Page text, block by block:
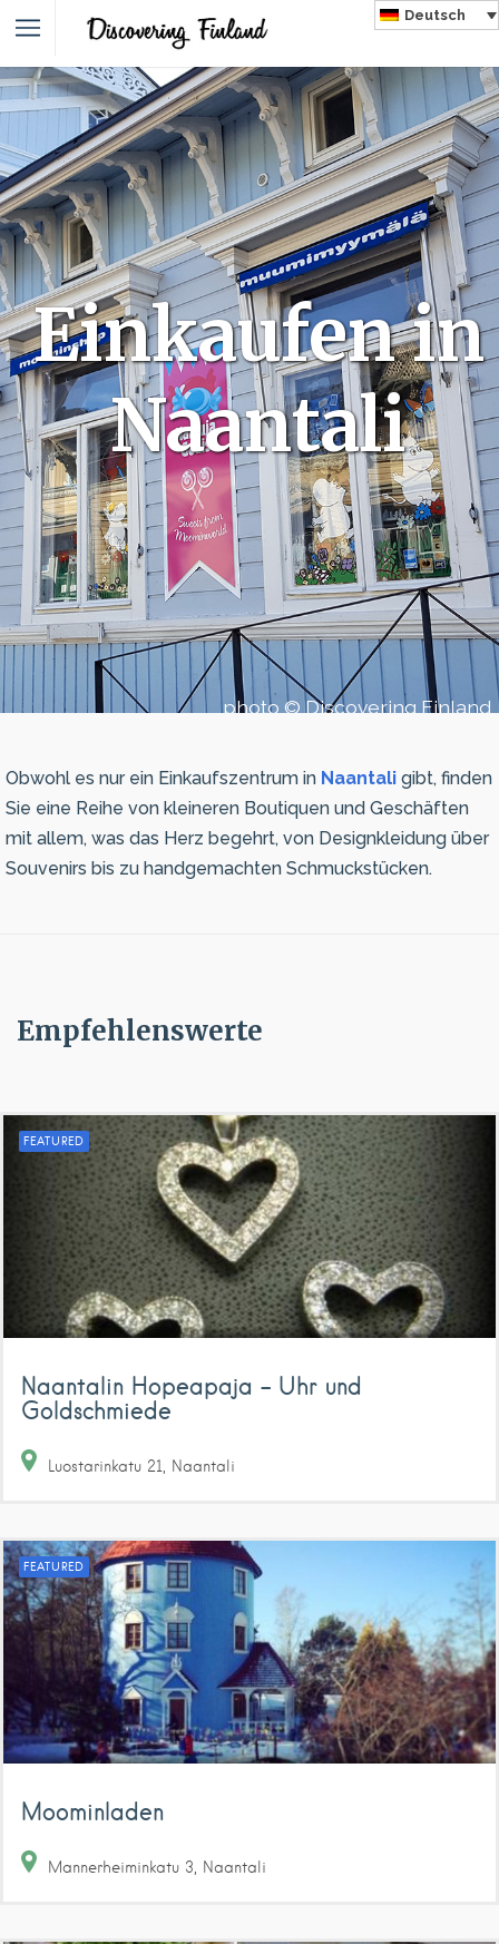
Deutsch
Einkaufen in
Naantali
photo © Discovering Finland
Obwohl es nur ein Einkaufszentrum in Naantali gibt, finden
Sie eine Reihe von kleineren Boutiquen und Geschäften
mit allem, was das Herz begehrt, von Designkleidung über
Souvenirs bis zu handgemachten Schmuckstücken.
Empfehlenswerte
FEATURED
Naantalin Hopeapaja – Uhr und
Goldschmiede
Luostarinkatu 21 Naantali
FEATURED
Moominladen
Mannerheiminkatu 3 Naantali